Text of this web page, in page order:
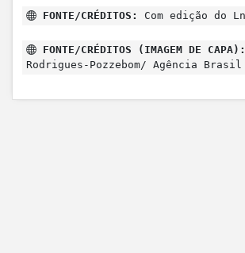
FONTE/CRÉDITOS: Com edição do
FONTE/CRÉDITOS (IMAGEM DE CAPA):
Rodrigues-Pozzebom/ Agência Brasil